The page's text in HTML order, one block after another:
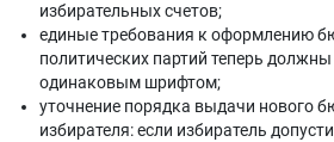
избирательных счетов;
единые требования к оформлению
политических партий теперь должны
одинаковым шрифтом;
уточнение порядка выдачи нового
избирателя: если избиратель